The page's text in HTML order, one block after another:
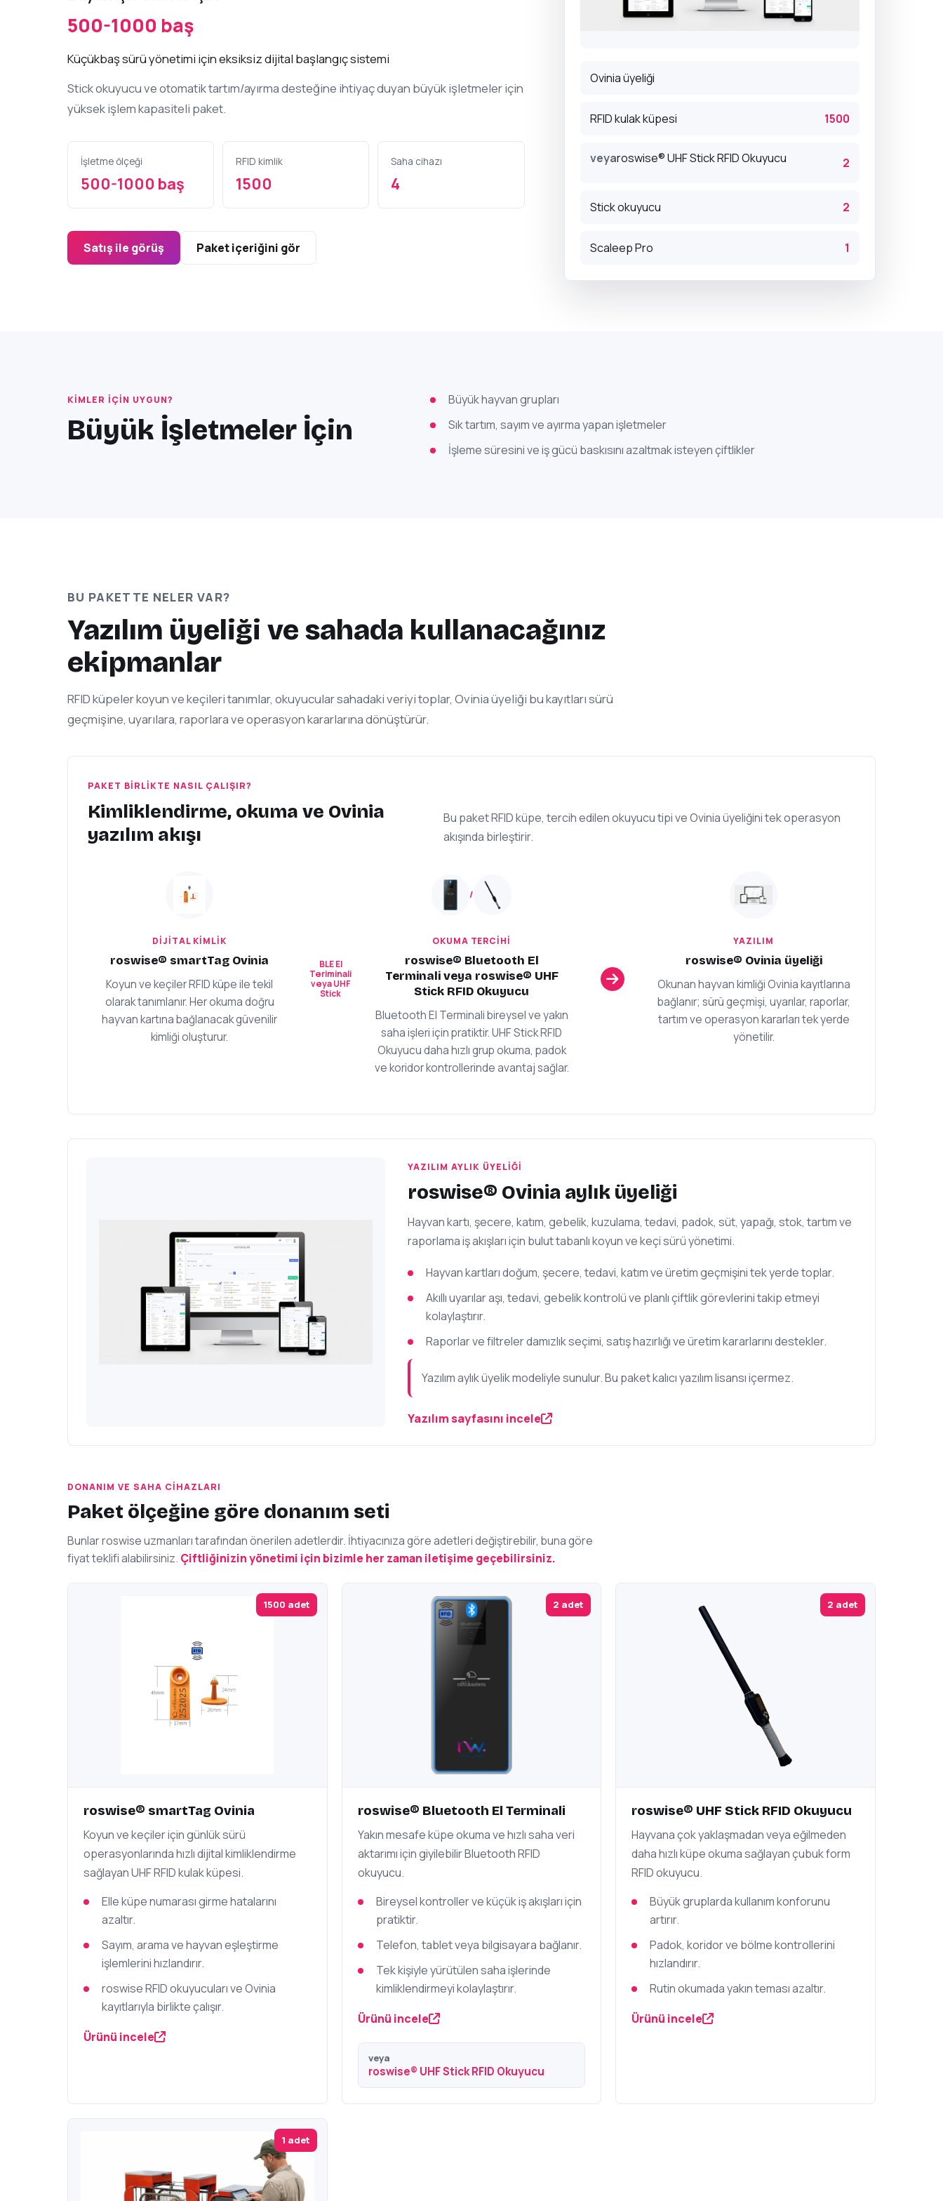
Küçükbaş ve büyükbaş hayvanlar
için UHF RFID kulak küpeleri.
Çeşitli Çevre Cihazları
edin, kayıt altına alın.
500-1000 baş
Küçükbaş sürü yönetimi için eksiksiz dijital başlangıç sistemi
Stick okuyucu ve otomatik tartım/ayırma desteğine ihtiyaç duyan büyük işletmeler için
yüksek işlem kapasiteli paket.
İşletme ölçeği
500-1000 baş
RFID kimlik
1500
Saha cihazı
4
Satış ile görüş Paket içeriğini gör
Ovinia üyeliği
RFID kulak küpesi 1500
veyaroswise® UHF Stick RFID Okuyucu 2
Stick okuyucu 2
Scaleep Pro 1
KIMLER IÇIN UYGUN?
Büyük İşletmeler İçin
Büyük hayvan grupları
Sık tartım, sayım ve ayırma yapan işletmeler
İşleme süresini ve iş gücü baskısını azaltmak isteyen çiftlikler
BU PAKETTE NELER VAR?
Yazılım üyeliği ve sahada kullanacağınız
ekipmanlar
RFID küpeler koyun ve keçileri tanımlar, okuyucular sahadaki veriyi toplar, Ovinia üyeliği bu kayıtları sürü
geçmişine, uyarılara, raporlara ve operasyon kararlarına dönüştürür.
PAKET BIRLIKTE NASIL ÇALIŞIR?
Kimliklendirme, okuma ve Ovinia
yazılım akışı
Bu paket RFID küpe, tercih edilen okuyucu tipi ve Ovinia üyeliğini tek operasyon
akışında birleştirir.
DIJITAL KIMLIK
roswise® smartTag Ovinia
Koyun ve keçiler RFID küpe ile tekil
olarak tanımlanır. Her okuma doğru
hayvan kartına bağlanacak güvenilir
kimliği oluşturur.
BLE El
Teriminali
veya UHF
Stick
/
OKUMA TERCIHI
roswise® Bluetooth El
Terminali veya roswise® UHF
Stick RFID Okuyucu
Bluetooth El Terminali bireysel ve yakın
saha işleri için pratiktir. UHF Stick RFID
Okuyucu daha hızlı grup okuma, padok
ve koridor kontrollerinde avantaj sağlar.
YAZILIM
roswise® Ovinia üyeliği
Okunan hayvan kimliği Ovinia kayıtlarına
bağlanır; sürü geçmişi, uyarılar, raporlar,
tartım ve operasyon kararları tek yerde
yönetilir.
YAZILIM AYLIK ÜYELIĞI
roswise® Ovinia aylık üyeliği
Hayvan kartı, şecere, katım, gebelik, kuzulama, tedavi, padok, süt, yapağı, stok, tartım ve
raporlama iş akışları için bulut tabanlı koyun ve keçi sürü yönetimi.
Hayvan kartları doğum, şecere, tedavi, katım ve üretim geçmişini tek yerde toplar.
Akıllı uyarılar aşı, tedavi, gebelik kontrolü ve planlı çiftlik görevlerini takip etmeyi
kolaylaştırır.
Raporlar ve filtreler damızlık seçimi, satış hazırlığı ve üretim kararlarını destekler.
Yazılım aylık üyelik modeliyle sunulur. Bu paket kalıcı yazılım lisansı içermez.
Yazılım sayfasını incele
DONANIM VE SAHA CIHAZLARI
Bunlar roswise uzmanları tarafından önerilen adetlerdir. İhtiyacınıza göre adetleri değiştirebilir, buna göre
fiyat teklifi alabilirsiniz. Çiftliğinizin yönetimi için bizimle her zaman iletişime geçebilirsiniz.
Paket ölçeğine göre donanım seti
1500 adet
roswise® smartTag Ovinia
Koyun ve keçiler için günlük sürü
operasyonlarında hızlı dijital kimliklendirme
sağlayan UHF RFID kulak küpesi.
Elle küpe numarası girme hatalarını
azaltır.
Sayım, arama ve hayvan eşleştirme
işlemlerini hızlandırır.
roswise RFID okuyucuları ve Ovinia
kayıtlarıyla birlikte çalışır.
Ürünü incele
2 adet
roswise® Bluetooth El Terminali
Yakın mesafe küpe okuma ve hızlı saha veri
aktarımı için giyilebilir Bluetooth RFID
okuyucu.
Bireysel kontroller ve küçük iş akışları için
pratiktir.
Telefon, tablet veya bilgisayara bağlanır.
Tek kişiyle yürütülen saha işlerinde
kimliklendirmeyi kolaylaştırır.
Ürünü incele
veya
roswise® UHF Stick RFID Okuyucu
2 adet
roswise® UHF Stick RFID Okuyucu
Hayvana çok yaklaşmadan veya eğilmeden
daha hızlı küpe okuma sağlayan çubuk form
RFID okuyucu.
Büyük gruplarda kullanım konforunu
artırır.
Padok, koridor ve bölme kontrollerini
hızlandırır.
Rutin okumada yakın teması azaltır.
Ürünü incele
1 adet